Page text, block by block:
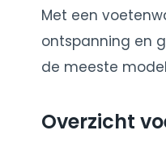
Met een
ontspanning en
de meeste
Overzicht